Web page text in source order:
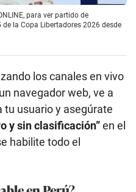
para ver partido de
la Copa Libertadores 2026 desde
los canales en vivo
navegador web, ve a
tu usuario y asegúrate
y sin clasificación”en el
habilite todo el